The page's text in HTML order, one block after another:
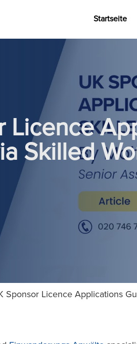
Startseite
Licence
Skilled
Sponsor Licence Applications